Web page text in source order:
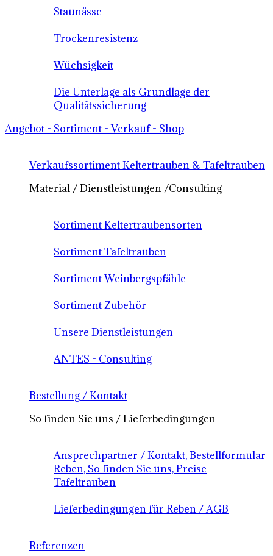
Staunässe
Trockenresistenz
Wüchsigkeit
Die Unterlage als Grundlage der
Qualitätssicherung
Angebot - Sortiment - Verkauf - Shop
Verkaufssortiment Keltertrauben & Tafeltrauben
Material / Dienstleistungen /Consulting
Sortiment Keltertraubensorten
Sortiment Tafeltrauben
Sortiment Weinbergspfähle
Sortiment Zubehör
Unsere Dienstleistungen
ANTES - Consulting
Bestellung / Kontakt
So finden Sie uns / Lieferbedingungen
Ansprechpartner / Kontakt, Bestellformular
Reben, So finden Sie uns, Preise
Tafeltrauben
Lieferbedingungen für Reben / AGB
Referenzen